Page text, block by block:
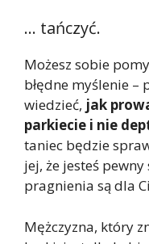
… tańczyć.
Możesz sobie
błędne myślenie
wiedzieć, jak
parkiecie i nie
taniec będzie
jej, że jesteś
pragnienia są dla
Mężczyzna, który